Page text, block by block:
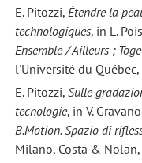
E. Pitozzi, Étendre la
technologiques, in L.
Ensemble / Ailleurs ;
l'Université du
E. Pitozzi, Sulle
tecnologie, in V.
B.Motion. Spazio di
Milano, Costa &